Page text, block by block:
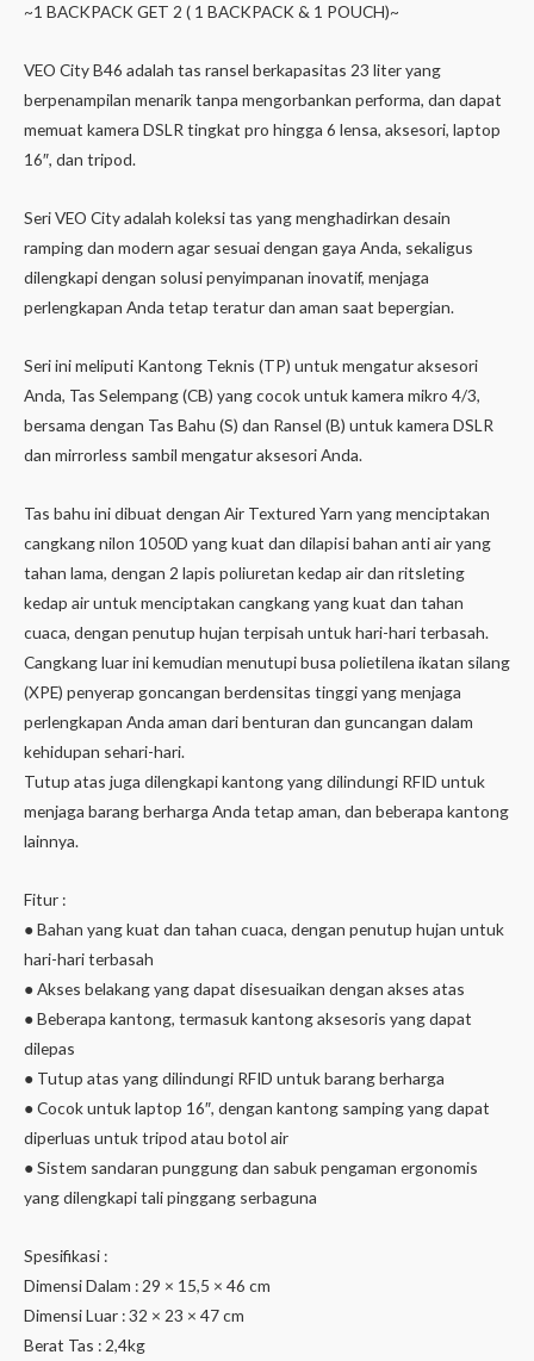
~1 BACKPACK GET 2 ( 1 BACKPACK & 1 POUCH)~
VEO City B46 adalah tas ransel berkapasitas 23 liter yang
berpenampilan menarik tanpa mengorbankan performa, dan dapat
memuat kamera DSLR tingkat pro hingga 6 lensa, aksesori, laptop
16″, dan tripod.
Seri VEO City adalah koleksi tas yang menghadirkan desain
ramping dan modern agar sesuai dengan gaya Anda, sekaligus
dilengkapi dengan solusi penyimpanan inovatif, menjaga
perlengkapan Anda tetap teratur dan aman saat bepergian.
Seri ini meliputi Kantong Teknis (TP) untuk mengatur aksesori
Anda, Tas Selempang (CB) yang cocok untuk kamera mikro 4/3,
bersama dengan Tas Bahu (S) dan Ransel (B) untuk kamera DSLR
dan mirrorless sambil mengatur aksesori Anda.
Tas bahu ini dibuat dengan Air Textured Yarn yang menciptakan
cangkang nilon 1050D yang kuat dan dilapisi bahan anti air yang
tahan lama, dengan 2 lapis poliuretan kedap air dan ritsleting
kedap air untuk menciptakan cangkang yang kuat dan tahan
cuaca, dengan penutup hujan terpisah untuk hari-hari terbasah.
Cangkang luar ini kemudian menutupi busa polietilena ikatan silang
(XPE) penyerap goncangan berdensitas tinggi yang menjaga
perlengkapan Anda aman dari benturan dan guncangan dalam
kehidupan sehari-hari.
Tutup atas juga dilengkapi kantong yang dilindungi RFID untuk
menjaga barang berharga Anda tetap aman, dan beberapa kantong
lainnya.
Fitur :
● Bahan yang kuat dan tahan cuaca, dengan penutup hujan untuk
hari-hari terbasah
● Akses belakang yang dapat disesuaikan dengan akses atas
● Beberapa kantong, termasuk kantong aksesoris yang dapat
dilepas
● Tutup atas yang dilindungi RFID untuk barang berharga
● Cocok untuk laptop 16″, dengan kantong samping yang dapat
diperluas untuk tripod atau botol air
● Sistem sandaran punggung dan sabuk pengaman ergonomis
yang dilengkapi tali pinggang serbaguna
Spesifikasi :
Dimensi Dalam : 29 × 15,5 × 46 cm
Dimensi Luar : 32 × 23 × 47 cm
Berat Tas : 2,4kg